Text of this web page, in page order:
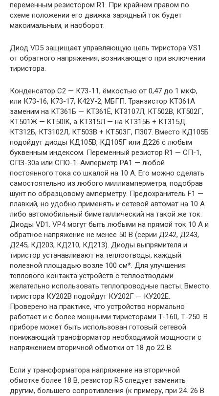
переменным резистором R1. При крайнем правом по
схеме положении его движка зарядный ток будет
максимальным, и наоборот.
Диод VD5 защищает управляющую цепь тиристора VS1
от обратного напряжения, возникающего при включении
тиристора.
Конденсатор С2 — К73-11, ёмкостью от 0,47 до 1 мкФ,
или К73-16, К73-17, К42У-2, МБГП. Транзистор КТ361А
заменим на КТ361Б — КТ361Ё, КТ3107Л, КТ502В, КТ502Г,
КТ501Ж — KT50IK, а КТ315Л — на КТ315Б + КТ315Д
КТ312Б, КТ3102Л, КТ503В + КТ503Г, П307. Вместо КД105Б
подойдут диоды КД105В, КД105Г или Д226 с любым
буквенным индексом. Переменный резистор R1 — СП-1,
СПЗ-30а или СПО-1. Амперметр РА1 — любой
постоянного тока со шкалой на 10 А. Его можно сделать
самостоятельно из любого миллиамперметра, подобрав
шунт по образцовому амперметру. Предохранитель F1 —
плавкий, но удобно применять и сетевой автомат на 10 А
либо автомобильный биметаллический на такой же ток.
Диоды VD1. VP4 могут быть любыми на прямой ток 10 А и
обратное напряжение не менее 50 В (серии Д242, Д243,
Д245, КД203, КД210, КД213). Диоды выпрямителя и
тиристор устанавливают на теплоотводы, каждый
полезной площадью возле 100 см*. Для улучшения
теплового контакта устройств с теплоотводами
желательно использовать теплопроводные пасты. Вместо
тиристора КУ202В подойдут КУ202Г — КУ202Е.
Проверено на практике, что устройство нормально
работает и с более мощными тиристорами Т-160, Т-250. В
приборе может быть использован готовый сетевой
понижающий трансформатор необходимой мощности с
напряжением вторичной обмотки от 18 до 22 В.
Если у трансформатора напряжение на вторичной
обмотке более 18 В, резистор R5 следует заменить
другим, большего сопротивления (к примеру, при 24. 26 В